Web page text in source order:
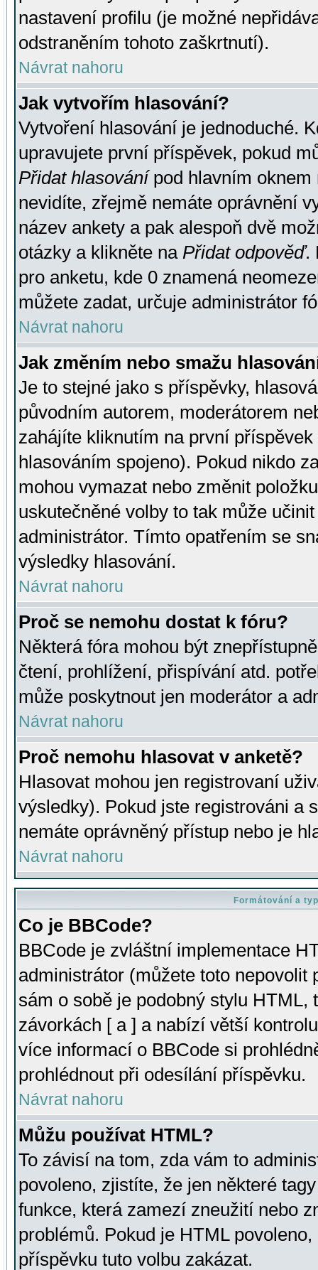
nastavení profilu (je možné
odstraněním tohoto zaškrtnutí).
Návrat nahoru
Jak vytvořím hlasování?
Vytvoření hlasování je jednoduché.
upravujete první příspěvek, pokud
Přidat hlasovánípod hlavním oknem
nevidíte, zřejmě nemáte oprávnění
název ankety a pak alespoň dvě
otázky a klikněte na Přidat odpověď.
pro anketu, kde 0 znamená
můžete zadat, určuje administrátor
Návrat nahoru
Jak změním nebo smažu
Je to stejné jako s příspěvky,
původním autorem, moderátorem
zahájíte kliknutím na první
hlasováním spojeno). Pokud nikdo
mohou vymazat nebo změnit
uskutečněné volby to tak může
administrátor. Tímto opatřením se
výsledky hlasování.
Návrat nahoru
Proč se nemohu dostat k fóru?
Některá fóra mohou být
čtení, prohlížení, přispívání atd.
může poskytnout jen moderátor a
Návrat nahoru
Proč nemohu hlasovat v anketě?
Hlasovat mohou jen registrovaní
výsledky). Pokud jste registrováni a
nemáte oprávněný přístup nebo je
Návrat nahoru
Formátování a
Co je BBCode?
BBCode je zvláštní implementace
administrátor (můžete toto
sám o sobě je podobný stylu HTML,
závorkách [ a ] a nabízí větší
více informací o BBCode si
prohlédnout při odesílání příspěvku.
Návrat nahoru
Můžu používat HTML?
To závisí na tom, zda vám to
povoleno, zjistíte, že jen některé
funkce, která zamezí zneužití nebo
problémů. Pokud je HTML
příspěvku tuto volbu zakázat.